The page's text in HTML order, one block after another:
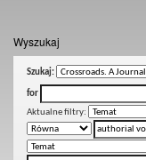
Wyszukaj
Szukaj:
for
Aktualne filtry: